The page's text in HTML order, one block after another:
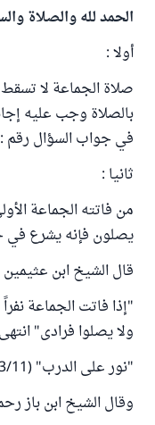
الحمد لله والصلاة
أولا :
صلاة الجماعة لا
بالصلاة وجب عليه
في جواب السؤال رقم
ثانيا :
من فاتته الجماعة
يصلون فإنه يشرع في
قال الشيخ ابن عثيمين
"إذا فاتت الجماعة
ولا يصلوا فرادى"
"نور على الدرب" (183/11) .
وقال الشيخ ابن باز